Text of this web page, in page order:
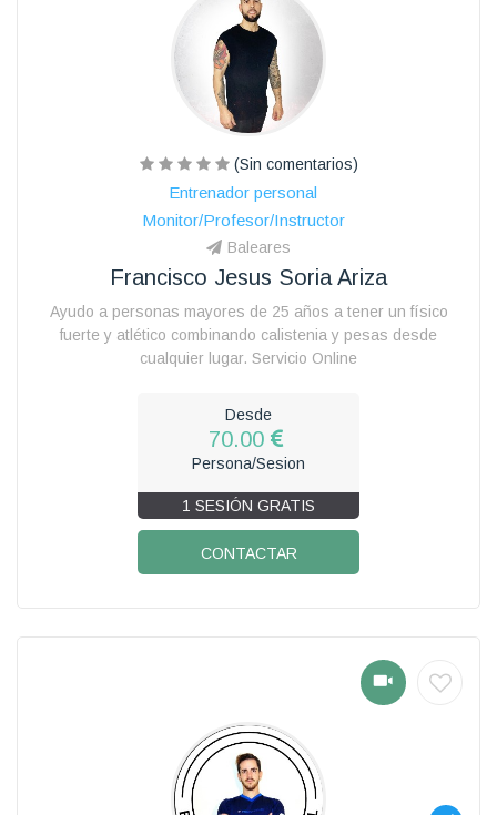
(Sin comentarios)
Entrenador personal
Monitor/Profesor/Instructor
Baleares
Francisco Jesus Soria Ariza
Ayudo a personas mayores de 25 años a tener un físico
fuerte y atlético combinando calistenia y pesas desde
cualquier lugar. Servicio Online
Desde
70.00
Persona/Sesion
1 SESIÓN GRATIS
CONTACTAR